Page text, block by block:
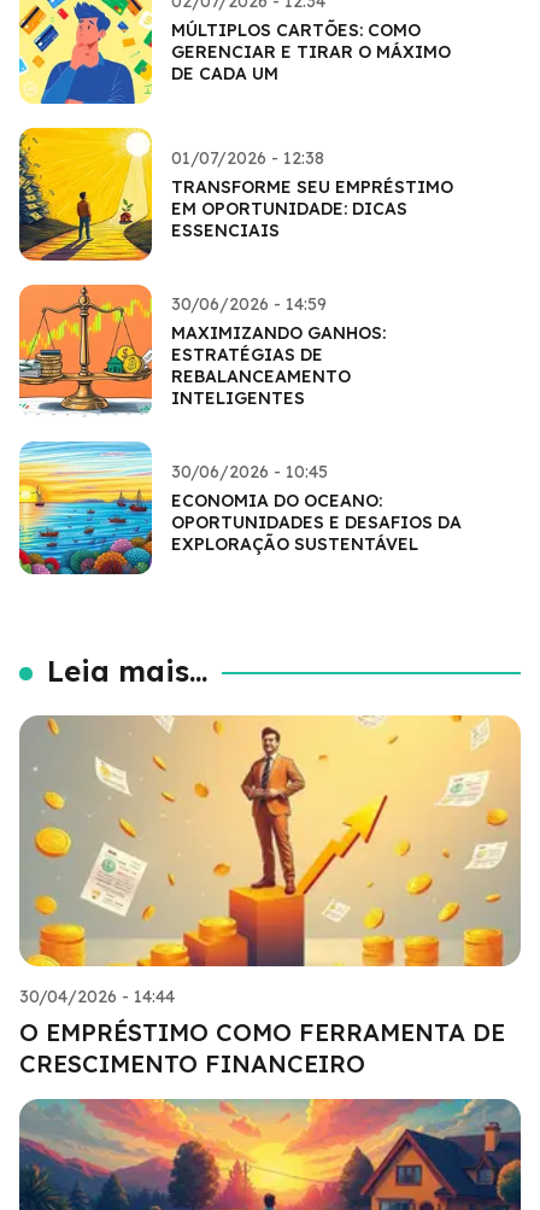
MÚLTIPLOS CARTÕES: COMO
GERENCIAR E TIRAR O MÁXIMO
DE CADA UM
01/07/2026 - 12:38
TRANSFORME SEU EMPRÉSTIMO
EM OPORTUNIDADE: DICAS
ESSENCIAIS
30/06/2026 - 14:59
MAXIMIZANDO GANHOS:
ESTRATÉGIAS DE
REBALANCEAMENTO
INTELIGENTES
30/06/2026 - 10:45
ECONOMIA DO OCEANO:
OPORTUNIDADES E DESAFIOS DA
EXPLORAÇÃO SUSTENTÁVEL
Leia mais...
30/04/2026 - 14:44
O EMPRÉSTIMO COMO FERRAMENTA DE
CRESCIMENTO FINANCEIRO